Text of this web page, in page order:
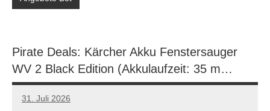
Pirate Deals: Kärcher Akku Fenstersauger
WV 2 Black Edition (Akkulaufzeit: 35 m…
31. Juli 2026
admin
Keine